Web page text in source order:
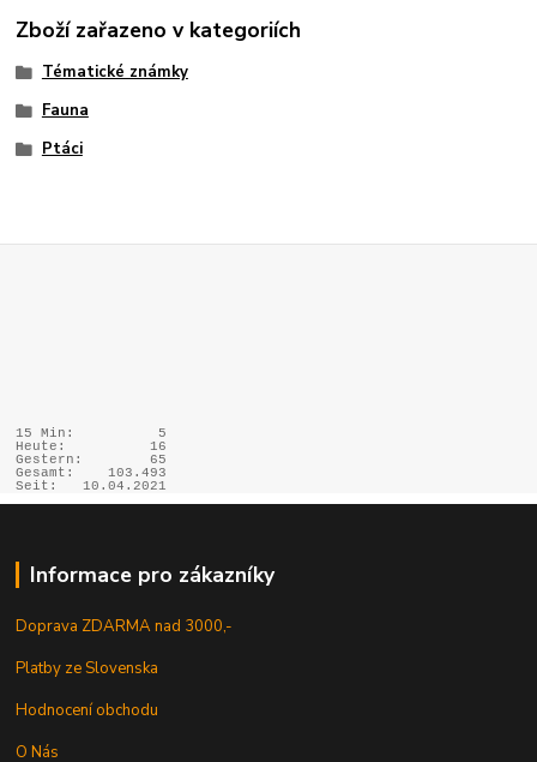
Zboží zařazeno v kategoriích
Tématické známky
Fauna
Ptáci
15 Min:
5
Heute:
16
Gestern:
65
Gesamt:
103.493
Seit:
10.04.2021
Informace pro zákazníky
Doprava ZDARMA nad 3000,-
Platby ze Slovenska
Hodnocení obchodu
O Nás